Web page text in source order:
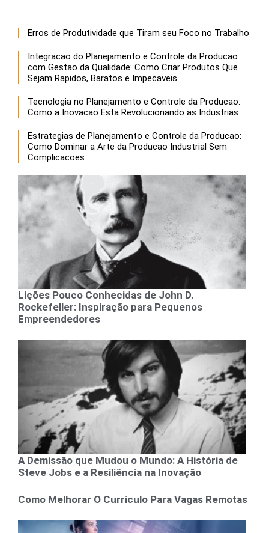
Erros de Produtividade que Tiram seu Foco no Trabalho
Integracao do Planejamento e Controle da Producao
com Gestao da Qualidade: Como Criar Produtos Que
Sejam Rapidos, Baratos e Impecaveis
Tecnologia no Planejamento e Controle da Producao:
Como a Inovacao Esta Revolucionando as Industrias
Estrategias de Planejamento e Controle da Producao:
Como Dominar a Arte da Producao Industrial Sem
Complicacoes
Lições Pouco Conhecidas de John D.
Rockefeller: Inspiração para Pequenos
Empreendedores
A Demissão que Mudou o Mundo: A História de
Steve Jobs e a Resiliência na Inovação
Como Melhorar O Curriculo Para Vagas Remotas